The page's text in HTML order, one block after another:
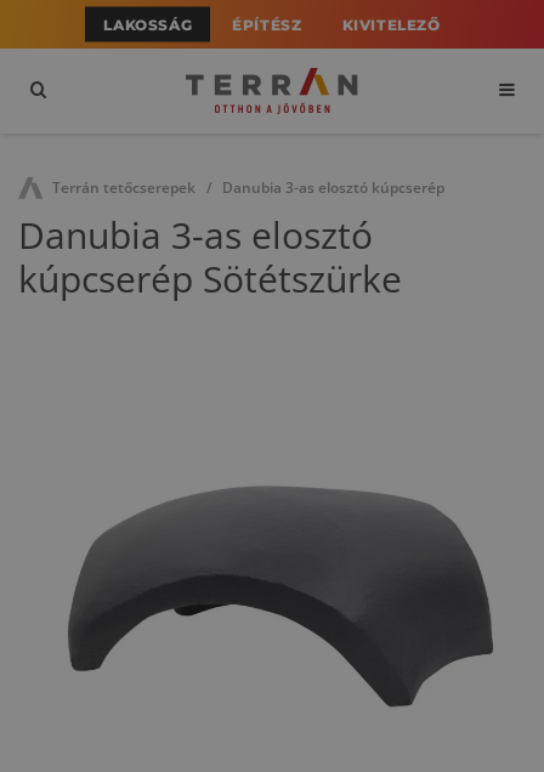
LAKOSSÁG ÉPÍTÉSZ KIVITELEZŐ
Terrán tetőcserepek Danubia 3-as elosztó kúpcserép
Danubia 3-as elosztó
kúpcserép Sötétszürke